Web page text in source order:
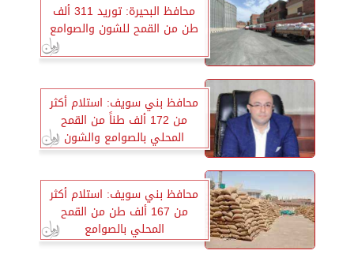
محافظ البحيرة: توريد 311 ألف
طن من القمح للشون والصوامع
محافظ بني سويف: استلام أكثر
من 172 ألف طناً من القمح
المحلي بالصوامع والشون
محافظ بني سويف: استلام أكثر
من 167 ألف طن من القمح
المحلي بالصوامع